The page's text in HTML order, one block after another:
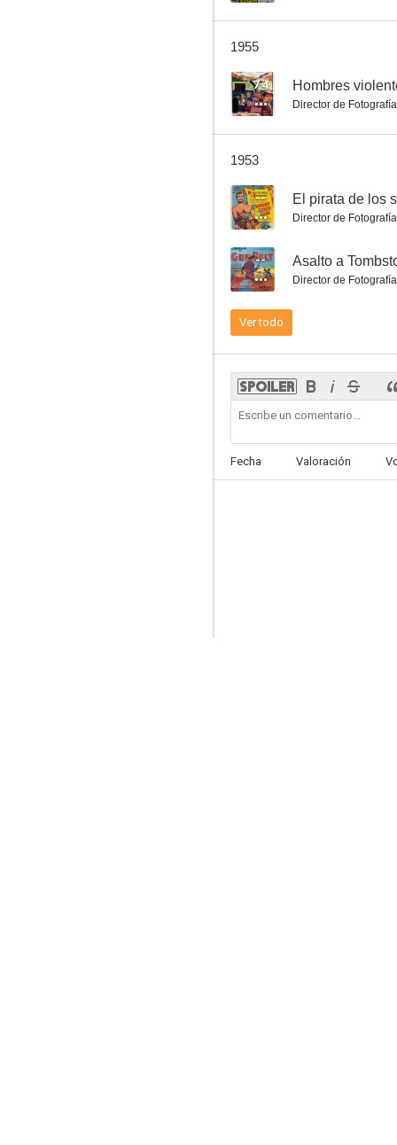
--
--
1955
7.4 Hombres
Director de Fotografía
1953
-- El pirata de los
Director de Fotografía
-- Asalto a
Director de Fotografía
Ver todo
Fecha Valoración